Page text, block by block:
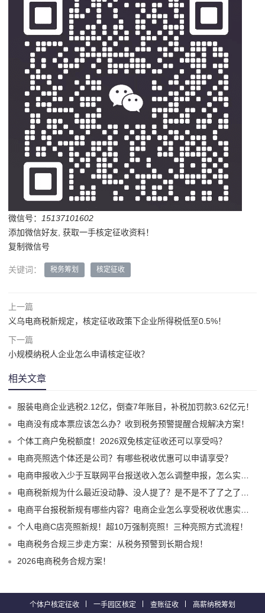
微信号： 15137101602
添加微信好友, 获取一手核定征收资料！
复制微信号
关键词： 税务筹划 核定征收
上一篇
义乌电商税新规定，核定征收政策下企业所得税低至0.5%！
下一篇
小规模纳税人企业怎么申请核定征收？
相关文章
服装电商企业逃税2.12亿，倒查7年账目，补税加罚款3.62亿元！
电商没有成本票应该怎么办？收到税务预警提醒合规解决方案！
个体工商户免税额度！2026双免核定征收还可以享受吗？
电商亮照选个体还是公司？有哪些税收优惠可以申请享受？
电商申报收入少于互联网平台报送收入怎么调整申报，怎么实现合规申报享受税收优惠！
电商税新规为什么最近没动静、没人提了？是不是不了了之了嘛？
电商平台报税新规有哪些内容？电商企业怎么享受税收优惠实现税务合规？
个人电商C店亮照新规！超10万强制亮照！三种亮照方式流程！
电商税务合规三步走方案：从税务预警到长期合规！
2026电商税务合规方案！
个体户核定征收 一手园区核定 查账征收 高薪纳税筹划